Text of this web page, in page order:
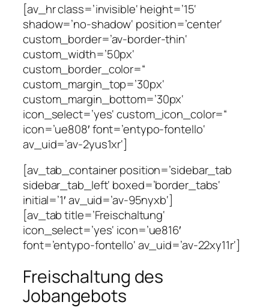
[av_hr class=’invisible‘ height=’15‘
shadow=’no-shadow‘ position=’center‘
custom_border=’av-border-thin‘
custom_width=’50px‘
custom_border_color=“
custom_margin_top=’30px‘
custom_margin_bottom=’30px‘
icon_select=’yes‘ custom_icon_color=“
icon=’ue808′ font=’entypo-fontello‘
av_uid=’av-2yus1xr‘]
[av_tab_container position=’sidebar_tab
sidebar_tab_left‘ boxed=’border_tabs‘
initial=’1′ av_uid=’av-95nyxb‘]
[av_tab title=’Freischaltung‘
icon_select=’yes‘ icon=’ue816′
font=’entypo-fontello‘ av_uid=’av-22xy11r‘]
Freischaltung des
Jobangebots